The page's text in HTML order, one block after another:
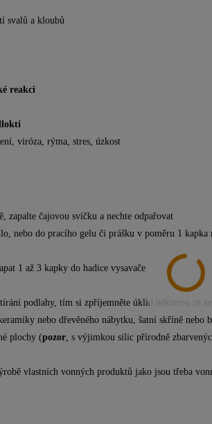
svalů a kloubů
reakci
viróza, rýma, stres, úzkost
zapalte čajovou svíčku a nechte odpařovat
nebo do pracího gelu či prášku v poměru 1 kapka
1 až 3 kapky do hadice vysavače
podlahy, tím si zpříjemněte úklid některou ze
nebo dřevěného nábytku, šatní skříně nebo
plochy (pozor, s výjimkou silic přírodně
vlastních vonných produktů jako jsou třeba